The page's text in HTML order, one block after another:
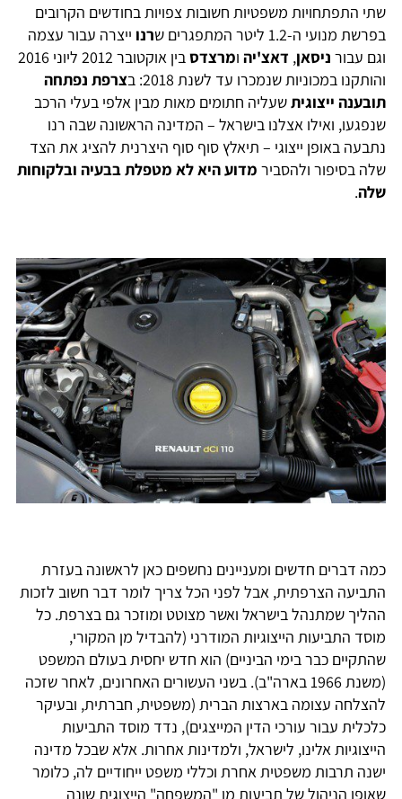
שתי התפתחויות משפטיות חשובות צפויות בחודשים הקרובים
בפרשת מנועי ה-1.2 ליטר המתפגרים ש
רנו ייצרה עבור עצמה
וגם עבור ניסאן, דאצ'יה ומרצדס
בין אוקטובר 2012 ליוני 2016
והותקנו במכוניות שנמכרו עד לשנת 2018: ב
צרפת נפתחה
תובענה ייצוגיתשעליה חתומים מאות מבין אלפי בעלי הרכב
שנפגעו, ואילו אצלנו בישראל – המדינה הראשונה שבה רנו
נתבעה באופן ייצוגי – תיאלץ סוף סוף היצרנית להציג את הצד
שלה בסיפור ולהסביר מדוע היא לא מטפלת בבעיה ובלקוחות
שלה.
כמה דברים חדשים ומעניינים נחשפים כאן לראשונה בעזרת
התביעה הצרפתית, אבל לפני הכל צריך לומר דבר חשוב לזכות
ההליך שמתנהל בישראל ואשר מצוטט ומוזכר גם בצרפת. כל
מוסד התביעות הייצוגיות המודרני (להבדיל מן המקורי,
שהתקיים כבר בימי הביניים) הוא חדש יחסית בעולם המשפט
(משנת 1966 בארה"ב). בשני העשורים האחרונים, לאחר שזכה
להצלחה עצומה בארצות הברית (משפטית, חברתית, ובעיקר
כלכלית עבור עורכי הדין המייצגים), נדד מוסד התביעות
הייצוגיות אלינו, לישראל, ולמדינות אחרות. אלא שבכל מדינה
ישנה תרבות משפטית אחרת וכללי משפט ייחודיים לה, כלומר
שאופן הניהול של תביעות מן "המשפחה" הייצוגית שונה